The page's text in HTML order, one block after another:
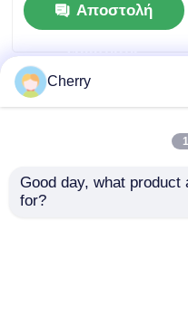
καθοδήγησης από
βιομηχανικά προφίλ
αλουμινίου,
κατάλληλες για
πλαίσια εξοπλισμού
Αποστολή
ερώτησης
Cherry
Good day, what product
for?